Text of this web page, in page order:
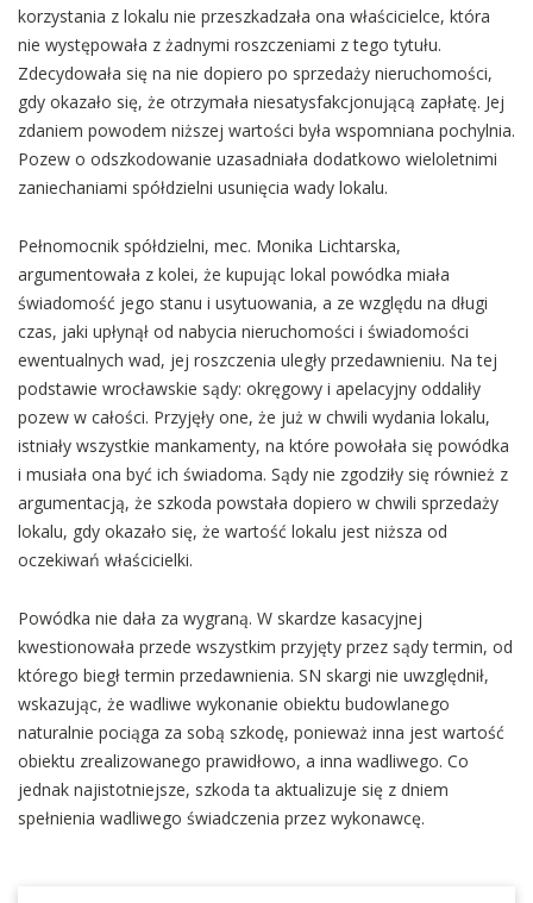
korzystania z lokalu nie przeszkadzała ona właścicielce, która
nie występowała z żadnymi roszczeniami z tego tytułu.
Zdecydowała się na nie dopiero po sprzedaży nieruchomości,
gdy okazało się, że otrzymała niesatysfakcjonującą zapłatę. Jej
zdaniem powodem niższej wartości była wspomniana pochylnia.
Pozew o odszkodowanie uzasadniała dodatkowo wieloletnimi
zaniechaniami spółdzielni usunięcia wady lokalu.
Pełnomocnik spółdzielni, mec. Monika Lichtarska,
argumentowała z kolei, że kupując lokal powódka miała
świadomość jego stanu i usytuowania, a ze względu na długi
czas, jaki upłynął od nabycia nieruchomości i świadomości
ewentualnych wad, jej roszczenia uległy przedawnieniu. Na tej
podstawie wrocławskie sądy: okręgowy i apelacyjny oddaliły
pozew w całości. Przyjęły one, że już w chwili wydania lokalu,
istniały wszystkie mankamenty, na które powołała się powódka
i musiała ona być ich świadoma. Sądy nie zgodziły się również z
argumentacją, że szkoda powstała dopiero w chwili sprzedaży
lokalu, gdy okazało się, że wartość lokalu jest niższa od
oczekiwań właścicielki.
Powódka nie dała za wygraną. W skardze kasacyjnej
kwestionowała przede wszystkim przyjęty przez sądy termin, od
którego biegł termin przedawnienia. SN skargi nie uwzględnił,
wskazując, że wadliwe wykonanie obiektu budowlanego
naturalnie pociąga za sobą szkodę, ponieważ inna jest wartość
obiektu zrealizowanego prawidłowo, a inna wadliwego. Co
jednak najistotniejsze, szkoda ta aktualizuje się z dniem
spełnienia wadliwego świadczenia przez wykonawcę.